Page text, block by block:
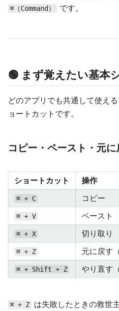
⌘（Command） です。
🟢 まず覚えたい基本
どのアプリでも共通して使え
ョートカットです。
コピー・ペースト・元に
ショートカット 操作
⌘ + C コピー
⌘ + V ペースト
⌘ + X 切り取り
⌘ + Z 元に戻す
⌘ + Shift + Z やり直す
⌘ + Z
は失敗したときの救世